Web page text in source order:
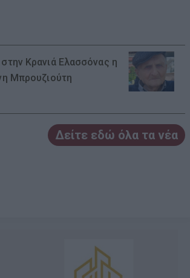
Κρανιά Ελασσόνας η
Μπρουζιούτη
Δείτε εδώ όλα τα νέα